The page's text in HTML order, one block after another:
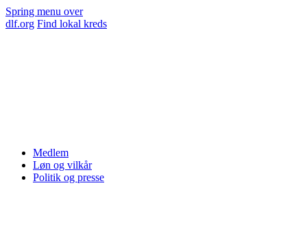
Spring menu over
dlf.org Find lokal kreds
Medlem
Løn og vilkår
Politik og presse